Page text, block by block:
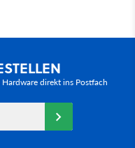
direkt ins Postfach